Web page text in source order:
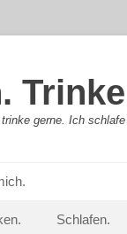
gerne. Ich
Schlafen.